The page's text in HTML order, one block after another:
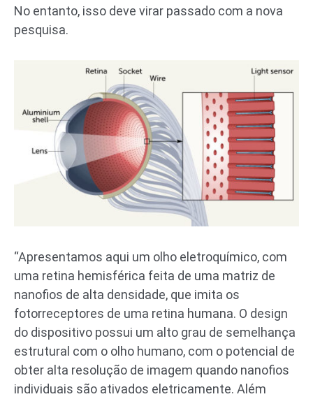
No entanto, isso deve virar passado com a nova
pesquisa.
“Apresentamos aqui um olho eletroquímico, com
uma retina hemisférica feita de uma matriz de
nanofios de alta densidade, que imita os
fotorreceptores de uma retina humana. O design
do dispositivo possui um alto grau de semelhança
estrutural com o olho humano, com o potencial de
obter alta resolução de imagem quando nanofios
individuais são ativados eletricamente. Além